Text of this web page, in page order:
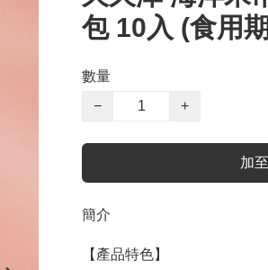
包 10入 (食用
數量
−
+
加
簡介
【產品特色】